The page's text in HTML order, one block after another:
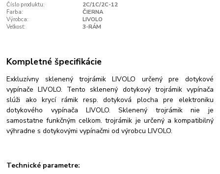
Číslo produktu:
2C/1C/2C-12
Farba:
ČIERNA
Výrobca:
LIVOLO
Veľkosť:
3-RÁM
Kompletné špecifikácie
Exkluzívny sklenený trojrámik LIVOLO určený pre dotykové
vypínače LIVOLO. Tento sklenený dotykový trojrámik vypínača
slúži ako krycí rámik resp. dotyková plocha pre elektroniku
dotykového vypínača LIVOLO. Sklenený trojrámik nie je
samostatne funkčným celkom. trojrámik je určený a kompatibilný
výhradne s dotykovými vypínačmi od výrobcu LIVOLO.
Technické parametre: